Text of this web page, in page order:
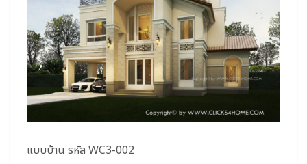
แบบบ้าน รหัส WC3-002